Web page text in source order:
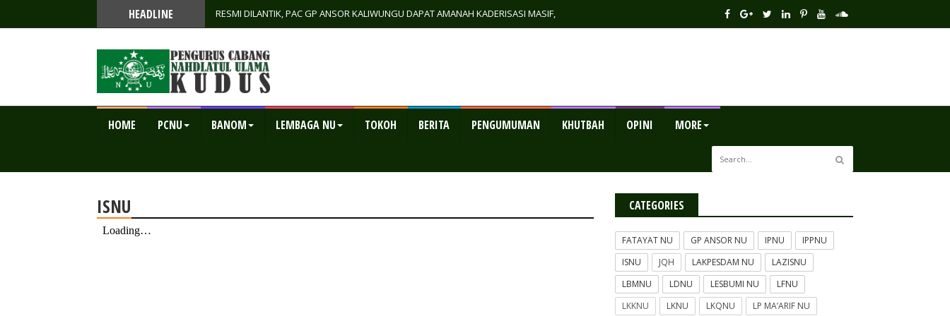
HEADLINE RESMI DILANTIK, PAC GP ANSOR KALIWUNGU DAPAT AMANAH KADERISASI MASIF,
HOME PCNU BANOM LEMBAGA NU TOKOH BERITA PENGUMUMAN KHUTBAH OPINI MORE
ISNU CATEGORIES
FATAYAT NU GP ANSOR NU IPNU
IPPNU
ISNU
JQH LAKPESDAM NU
LAZISNU
LBMNU
LDNU LESBUMI NU
LFNU
LKKNU
LKNU LKQNU
LP MA’ARIF NU